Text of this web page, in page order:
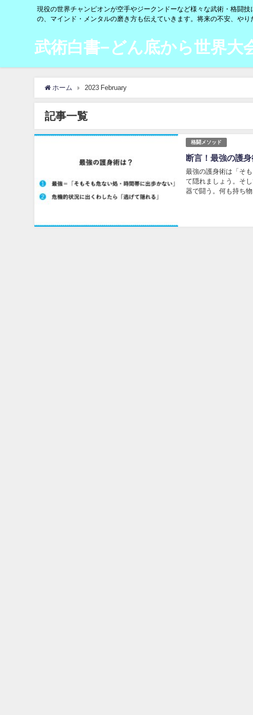
現役の世界チャンピオンが空手やジークンドーなど様々な武術・格闘
の、マインド・メンタルの磨き方も伝えていきます。将来の不安、や
武術白書−どん底から世界大
ホーム 2023 February
記事一覧
格闘メソッド
断言！最強の護
最強の護身術は「そ
て隠れましょう。そ
器で闘う。何も持ち